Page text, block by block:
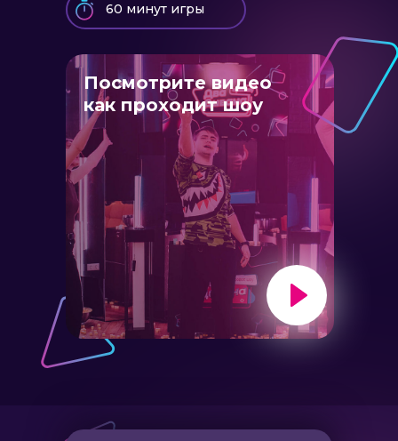
Посмотрите видео
как проходит шоу
60 минут игры